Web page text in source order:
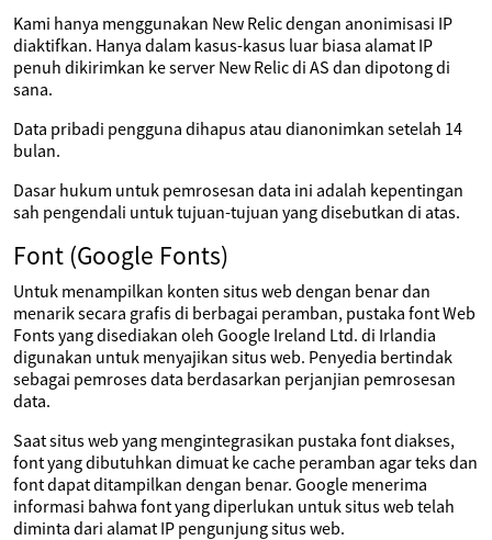
Kami hanya menggunakan New Relic dengan anonimisasi IP
diaktifkan. Hanya dalam kasus-kasus luar biasa alamat IP
penuh dikirimkan ke server New Relic di AS dan dipotong di
sana.
Data pribadi pengguna dihapus atau dianonimkan setelah 14
bulan.
Dasar hukum untuk pemrosesan data ini adalah kepentingan
sah pengendali untuk tujuan-tujuan yang disebutkan di atas.
Font (Google Fonts)
Untuk menampilkan konten situs web dengan benar dan
menarik secara grafis di berbagai peramban, pustaka font Web
Fonts yang disediakan oleh Google Ireland Ltd. di Irlandia
digunakan untuk menyajikan situs web. Penyedia bertindak
sebagai pemroses data berdasarkan perjanjian pemrosesan
data.
Saat situs web yang mengintegrasikan pustaka font diakses,
font yang dibutuhkan dimuat ke cache peramban agar teks dan
font dapat ditampilkan dengan benar. Google menerima
informasi bahwa font yang diperlukan untuk situs web telah
diminta dari alamat IP pengunjung situs web.